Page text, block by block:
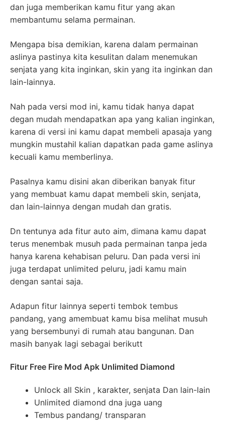
dan juga memberikan kamu fitur yang akan
membantumu selama permainan.
Mengapa bisa demikian, karena dalam permainan
aslinya pastinya kita kesulitan dalam menemukan
senjata yang kita inginkan, skin yang ita inginkan dan
lain-lainnya.
Nah pada versi mod ini, kamu tidak hanya dapat
degan mudah mendapatkan apa yang kalian inginkan,
karena di versi ini kamu dapat membeli apasaja yang
mungkin mustahil kalian dapatkan pada game aslinya
kecuali kamu memberlinya.
Pasalnya kamu disini akan diberikan banyak fitur
yang membuat kamu dapat membeli skin, senjata,
dan lain-lainnya dengan mudah dan gratis.
Dn tentunya ada fitur auto aim, dimana kamu dapat
terus menembak musuh pada permainan tanpa jeda
hanya karena kehabisan peluru. Dan pada versi ini
juga terdapat unlimited peluru, jadi kamu main
dengan santai saja.
Adapun fitur lainnya seperti tembok tembus
pandang, yang amembuat kamu bisa melihat musuh
yang bersembunyi di rumah atau bangunan. Dan
masih banyak lagi sebagai berikutt
Fitur Free Fire Mod Apk Unlimited Diamond
Unlock all Skin , karakter, senjata Dan lain-lain
Unlimited diamond dna juga uang
Tembus pandang/ transparan